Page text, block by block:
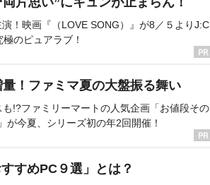
！映画『（LOVE SONG）』が8／５よりJ:C
のピュアラブ！
！ファミマ夏の大盤振る舞い
!?ファミリーマートの人気企画「お値段その
が今夏、シリーズ初の年2回開催！
すめPC９選」とは？